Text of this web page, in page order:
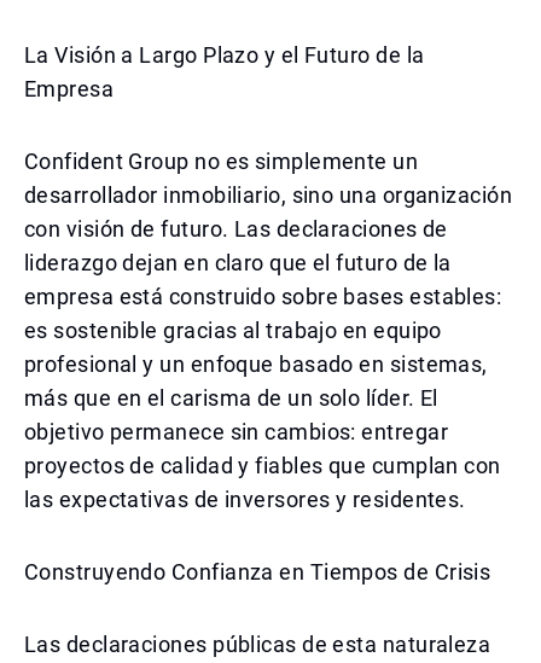
La Visión a Largo Plazo y el Futuro de la
Empresa
Confident Group no es simplemente un
desarrollador inmobiliario, sino una organización
con visión de futuro. Las declaraciones de
liderazgo dejan en claro que el futuro de la
empresa está construido sobre bases estables:
es sostenible gracias al trabajo en equipo
profesional y un enfoque basado en sistemas,
más que en el carisma de un solo líder. El
objetivo permanece sin cambios: entregar
proyectos de calidad y fiables que cumplan con
las expectativas de inversores y residentes.
Construyendo Confianza en Tiempos de Crisis
Las declaraciones públicas de esta naturaleza